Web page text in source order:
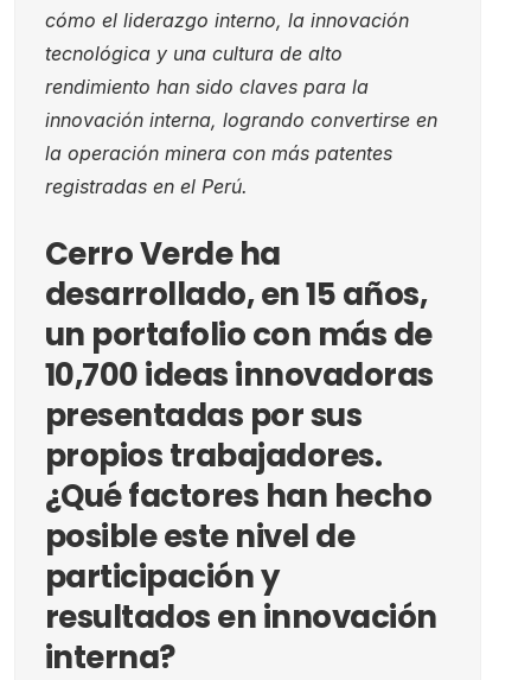
cómo el liderazgo interno, la innovación
tecnológica y una cultura de alto
rendimiento han sido claves para la
innovación interna, logrando convertirse en
la operación minera con más patentes
registradas en el Perú.
Cerro Verde ha
desarrollado, en 15 años,
un portafolio con más de
10,700 ideas innovadoras
presentadas por sus
propios trabajadores.
¿Qué factores han hecho
posible este nivel de
participación y
resultados en innovación
interna?